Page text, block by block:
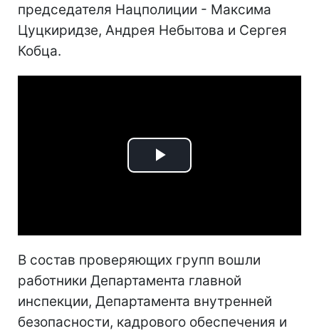
председателя Нацполиции - Максима
Цуцкиридзе, Андрея Небытова и Сергея
Кобца.
Play
В состав проверяющих групп вошли
работники Департамента главной
инспекции, Департамента внутренней
безопасности, кадрового обеспечения и